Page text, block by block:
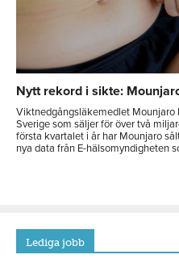
Nytt rekord i sikte:
Viktnedgångsläkemedlet Mounjaro
Sverige som säljer för över två
första kvartalet i år har Mounjaro
nya data från E-hälsomyndigheten
Lediga jobb